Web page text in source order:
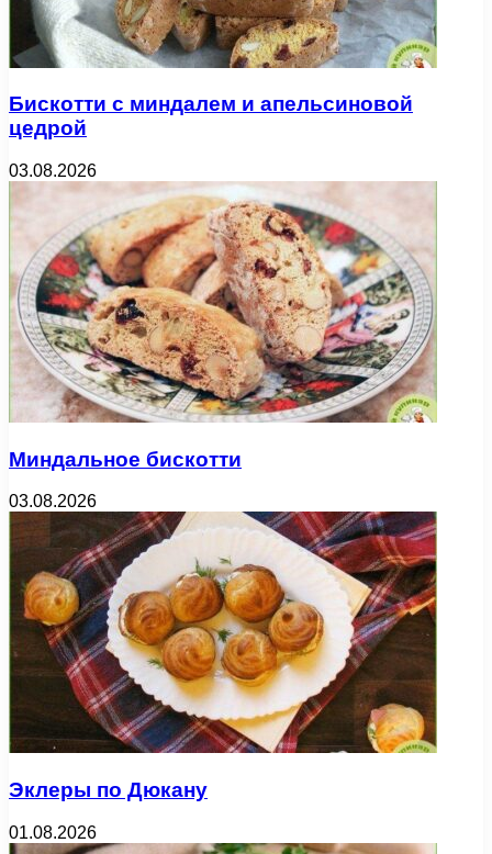
Бискотти с миндалем и апельсиновой
цедрой
03.08.2026
Миндальное бискотти
03.08.2026
Эклеры по Дюкану
01.08.2026